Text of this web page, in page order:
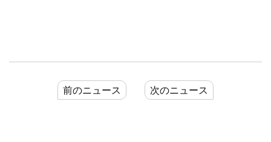
前のニュース 次のニュース